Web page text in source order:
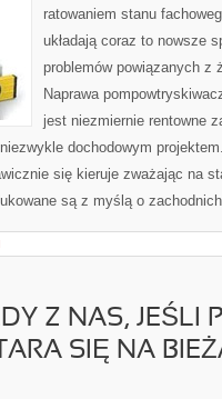
ratowaniem stanu
układają coraz to nowsze
problemów powiązanych z
Naprawa
jest niezmiernie rentowne
dochodowym
się kieruje zważając na
są z myślą o
Z NAS, JEŚLI
SIĘ NA